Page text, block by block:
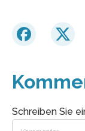
Schreiben Sie